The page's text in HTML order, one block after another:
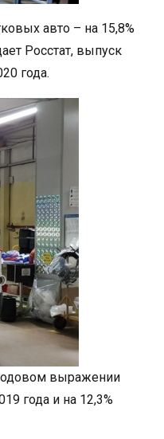
авто – на 15,8%
Росстат, выпуск
года.
выражении
года и на 12,3%